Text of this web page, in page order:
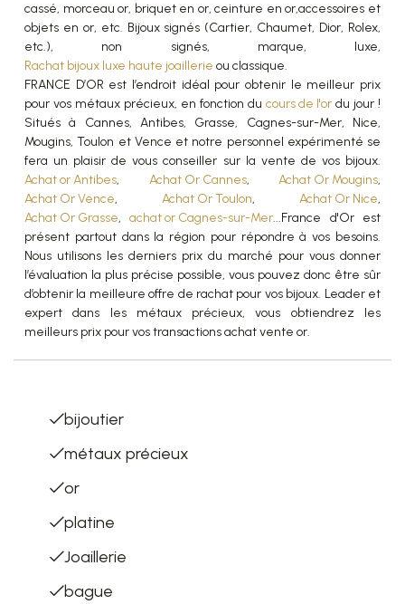
cassé, morceau or, briquet en or, ceinture en or,accessoires et
objets en or, etc. Bijoux signés (Cartier, Chaumet, Dior, Rolex,
etc.), non signés, marque, luxe,
Rachat bijoux luxe haute joaillerie ou classique.
FRANCE D’OR est l’endroit idéal pour obtenir le meilleur prix
pour vos métaux précieux, en fonction du cours de l'or du jour !
Situés à Cannes, Antibes, Grasse, Cagnes-sur-Mer, Nice,
Mougins, Toulon et Vence et notre personnel expérimenté se
fera un plaisir de vous conseiller sur la vente de vos bijoux.
Achat or Antibes, Achat Or Cannes, Achat Or Mougins,
Achat Or Vence, Achat Or Toulon, Achat Or Nice,
Achat Or Grasse,achat or Cagnes-sur-Mer...France d'Or est
présent partout dans la région pour répondre à vos besoins.
Nous utilisons les derniers prix du marché pour vous donner
l’évaluation la plus précise possible, vous pouvez donc être sûr
d’obtenir la meilleure offre de rachat pour vos bijoux. Leader et
expert dans les métaux précieux, vous obtiendrez les
meilleurs prix pour vos transactions achat vente or.
bijoutier
métaux précieux
or
platine
Joaillerie
bague